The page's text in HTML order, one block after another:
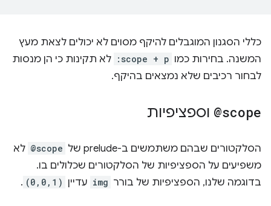
כללי הסגנון המוגבלים להיקף מסוים לא יכולים לצאת מעץ
המשנה. בחירות כמו :scope + p לא תקינות כי הן מנסות
לבחור רכיבים שלא נמצאים בהיקף.
@scope וספציפיות
הסלקטורים שבהם משתמשים ב-prelude של @scope לא
משפיעים על הספציפיות של הסלקטורים שכלולים בו.
בדוגמה שלנו, הספציפיות של בורר img עדיין (0,0,1)
.